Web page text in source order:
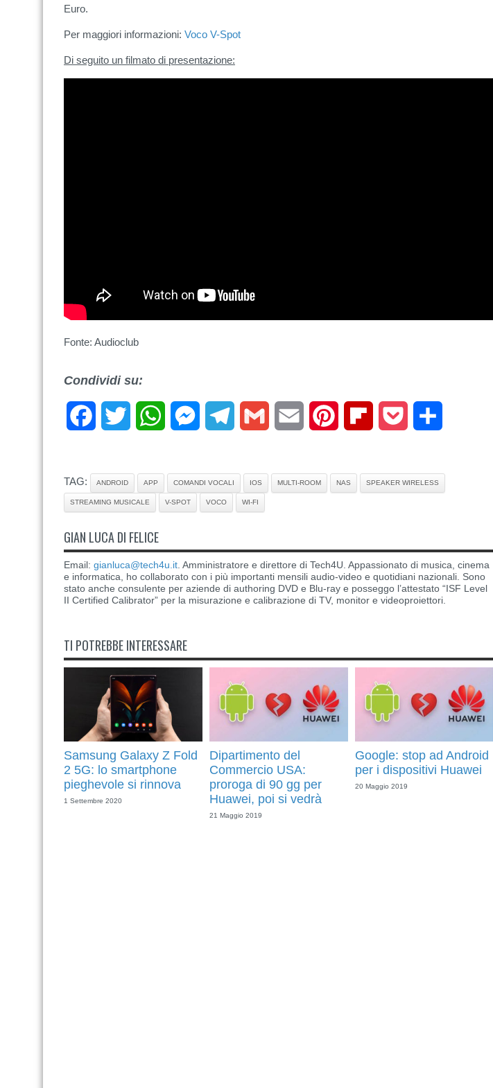
Euro.
Per maggiori informazioni: Voco V-Spot
Di seguito un filmato di presentazione:
Fonte: Audioclub
Condividi su:
FacebookTwitter WhatsAppMessengerTelegramGmail Email Pinterest FlipboardPocket
TAG: ANDROID APP COMANDI VOCALI IOS MULTI-ROOM NAS SPEAKER WIRELESS
STREAMING MUSICALE V-SPOT VOCO WI-FI
GIAN LUCA DI FELICE
Email: gianluca@tech4u.it . Amministratore e direttore di Tech4U. Appassionato di musica, cinema
e informatica, ho collaborato con i più importanti mensili audio-video e quotidiani nazionali. Sono
stato anche consulente per aziende di authoring DVD e Blu-ray e posseggo l’attestato “ISF Level
II Certified Calibrator” per la misurazione e calibrazione di TV, monitor e videoproiettori.
TI POTREBBE INTERESSARE
Samsung Galaxy Z Fold
2 5G: lo smartphone
pieghevole si rinnova
1 Settembre 2020
Dipartimento del
Commercio USA:
proroga di 90 gg per
Huawei, poi si vedrà
21 Maggio 2019
Google: stop ad Android
per i dispositivi Huawei
20 Maggio 2019